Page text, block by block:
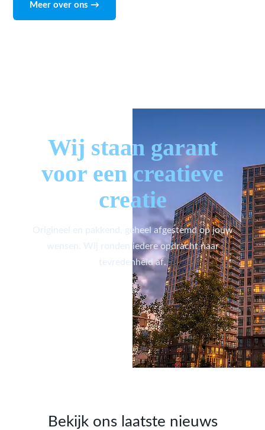
Meer over ons →
Wij staan garant
voor een creatieve
creatie
Origineel en pakkend, geheel afgestemd op jouw
wensen. Wij ronden iedere opdracht naar
tevredenheid af.
Bekijk ons laatste nieuws